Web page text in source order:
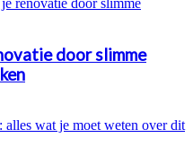
door slimme